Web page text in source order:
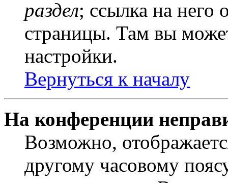
раздел; ссылка на него
страницы. Там вы
настройки.
Вернуться к началу
На конференции
Возможно,
другому часовому